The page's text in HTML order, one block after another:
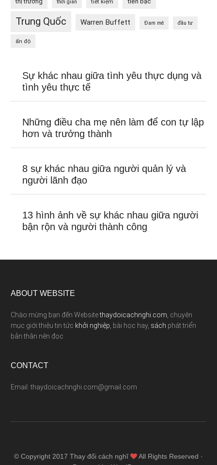
thời gian tiết kiệm
Trung Quốc Warren Buffett Đam mê đầu tư
ấn độ
Sự khác nhau giữa tình yêu thực dụng và
tình yêu thực tế
Những điều cha mẹ nên làm để con tự lập
hơn và trưởng thành
8 sự khác nhau giữa người quản lý và
người lãnh đạo
13 hình ảnh về sự khác nhau giữa người
bận rộn và người thành công
ABOUT WEBSITE
Chào mừng bạn đến Websitethaydoicachnghi.com , chuyên
mục giới thiệu tin tức khởi nghiệp , bài học hay, sách phát triển
bản thân nên đọc
CONTACT
Email: thaydoicachnghi.com@gmail.com
© Copyright 2017 Thay đổi cách nghĩ
All Rights Reserved ·